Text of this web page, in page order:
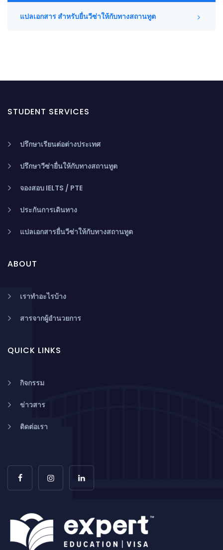
แปลเอกสาร สำหรับยื่นวีซ่าให้กับทางสถานทูต
STUDENT SERVICES
ปรึกษาเรียนต่อต่างประเทศ
ปรึกษาวีซ่ายื่นให้กับทางสถานทูต
จองสอบ IELTS / PTE
ประกันการเดินทาง
แปลเอกสารยื่นวีซ่าให้กับทางสถานทูต
ABOUT
เราทำอะไรบ้าง
สารจากผู้อำนวยการ
QUICK LINKS
กิจกรรม
ข่าวสาร
ติดต่อเรา